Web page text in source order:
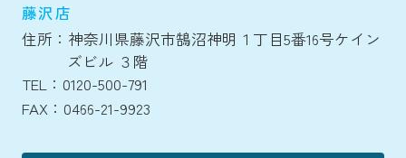
藤沢店
住所：神奈川県藤沢市鵠沼神明１丁目5番16号ケイン
ズビル ３階
TEL：0120-500-791
FAX：0466-21-9923